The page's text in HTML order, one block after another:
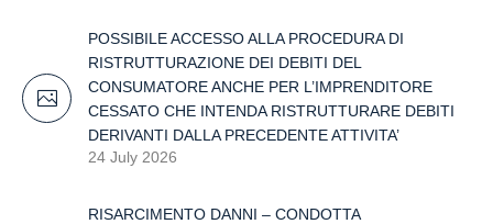
POSSIBILE ACCESSO ALLA PROCEDURA DI
RISTRUTTURAZIONE DEI DEBITI DEL
CONSUMATORE ANCHE PER L’IMPRENDITORE
CESSATO CHE INTENDA RISTRUTTURARE DEBITI
DERIVANTI DALLA PRECEDENTE ATTIVITA’
24 July 2026
RISARCIMENTO DANNI – CONDOTTA